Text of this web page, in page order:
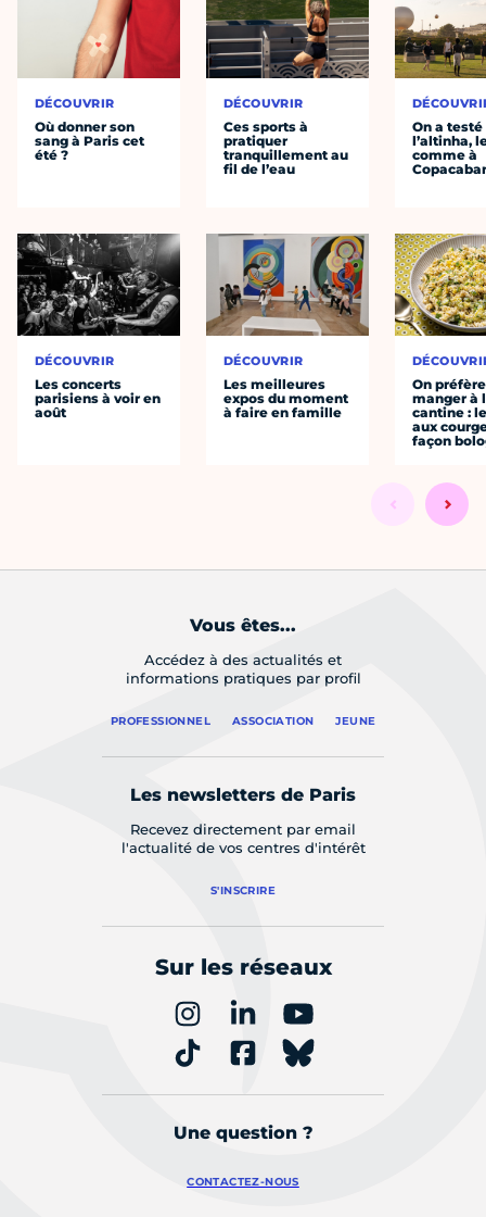
DÉCOUVRIR
Où donner son
sang à Paris cet
été ?
DÉCOUVRIR
Les concerts
parisiens à voir en
août
DÉCOUVRIR
Ces sports à
pratiquer
tranquillement au
fil de l’eau
DÉCOUVRIR
Les meilleures
expos du moment
à faire en famille
On a testé
l’altinha,
comme à
On préfère
manger à
cantine :
aux
façon
Vous êtes...
Accédez à des actualités et
informations pratiques par profil
PROFESSIONNEL ASSOCIATION JEUNE
Les newsletters de Paris
Recevez directement par email
l'actualité de vos centres d'intérêt
S'INSCRIRE
Sur les réseaux
Une question ?
CONTACTEZ-NOUS